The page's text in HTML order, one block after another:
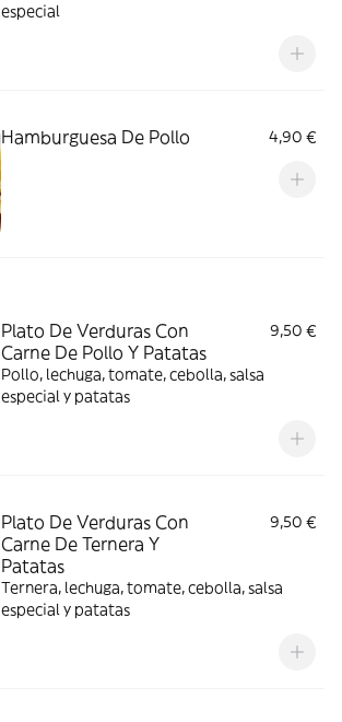
especial
Hamburguesa De Pollo 4,90 €
Plato De Verduras Con
Carne De Pollo Y Patatas
9,50 €
Pollo, lechuga, tomate, cebolla, salsa
especial y patatas
Plato De Verduras Con
Carne De Ternera Y
Patatas
9,50 €
Ternera, lechuga, tomate, cebolla, salsa
especial y patatas